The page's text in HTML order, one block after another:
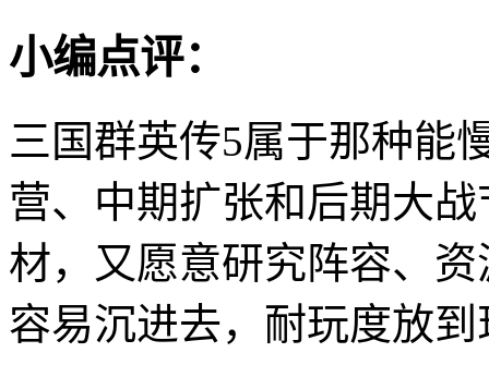
小编点评：
三国群英传5属于那种能
营、中期扩张和后期大
材，又愿意研究阵容、
容易沉进去，耐玩度放